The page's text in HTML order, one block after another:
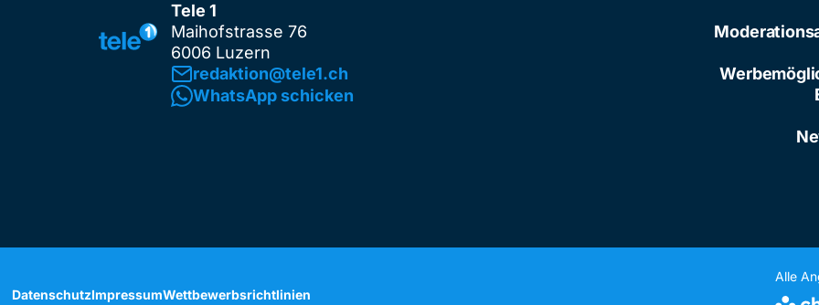
Tele 1
Maihofstrasse 76
6006 Luzern
redaktion@tele1.ch
WhatsApp schicken
DatenschutzImpressumWettbewerbsrichtlinien
Alle